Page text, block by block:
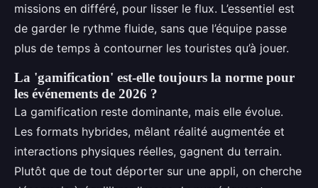
missions en différé, pour lisser le flux. L’essentiel est
de garder le rythme fluide, sans que l’équipe passe
plus de temps à contourner les touristes qu’à jouer.
La 'gamification' est-elle toujours la norme pour
les événements de 2026 ?
La gamification reste dominante, mais elle évolue.
Les formats hybrides, mêlant réalité augmentée et
interactions physiques réelles, gagnent du terrain.
Plutôt que de tout déporter sur une appli, on cherche